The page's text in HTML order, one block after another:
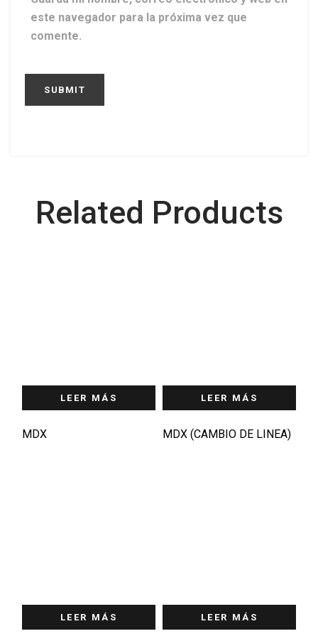
este navegador para la próxima vez que
comente.
Related Products
LEER MÁS
MDX
LEER MÁS
MDX (CAMBIO DE LINEA)
LEER MÁS LEER MÁS